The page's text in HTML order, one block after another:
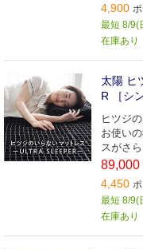
4,900
最短 8/9(
在庫あり
太陽 ヒ
R ［シ
ヒツジ
お使い
スがさら
89,000
4,450
最短 8/9(
在庫あり